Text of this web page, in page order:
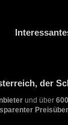
der
und über